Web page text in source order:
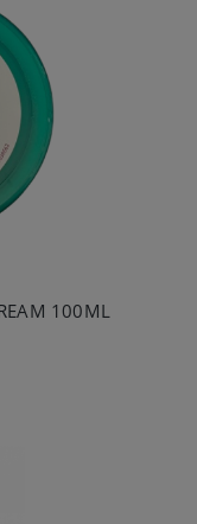
100ML